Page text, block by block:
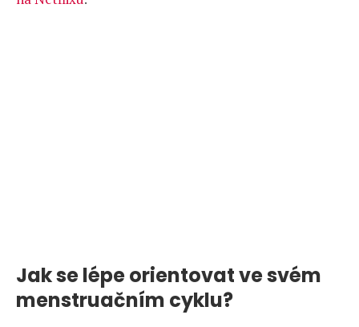
Jak se lépe orientovat ve svém
menstruačním cyklu?